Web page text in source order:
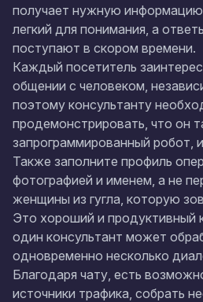
получает нужную информацию
легкий для понимания, а
поступают в скором времени.
Каждый посетитель
общении с человеком,
поэтому консультанту
продемонстрировать, что он
запрограммированный робот,
Также заполните профиль
фотографией и именем, а не
женщины из гугла, которую
Это хороший и продуктивный
один консультант может
одновременно несколько
Благодаря чату, есть
источники трафика, собрать